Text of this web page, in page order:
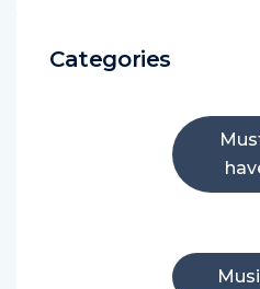
Categories